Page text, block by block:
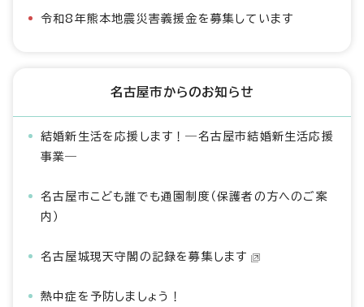
令和8年熊本地震災害義援金を募集しています
名古屋市からのお知らせ
結婚新生活を応援します！―名古屋市結婚新生活応援
事業―
名古屋市こども誰でも通園制度（保護者の方へのご案
内）
名古屋城現天守閣の記録を募集します
熱中症を予防しましょう！